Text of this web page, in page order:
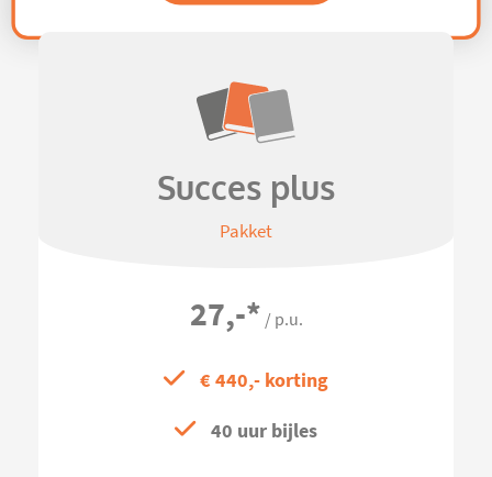
Succes plus
Pakket
27,-* / p.u.
€ 440,- korting
40 uur bijles